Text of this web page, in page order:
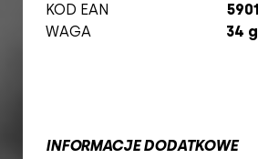
KOD EAN
WAGA
34 g
INFORMACJE DODATKOWE